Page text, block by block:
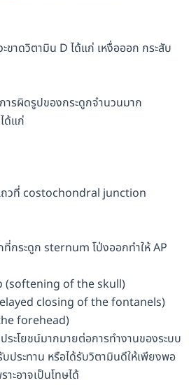
ขาดวิตามิน D ได้แก่ เหงื่อออก กระสับ
ารผิดรูปของกระดูกจำนวนมาก
ด้แก่
ถวที่ costochondral junction
กระดูก sternum โป่งออกทำให้ AP
(softening of the skull)
closing of the fontanels)
forehead)
ระโยชน์มากมายต่อการทำงานของระบบ
ประทาน หรือได้รับวิตามินดีให้เพียงพอ
าะอาจเป็นโทษได้